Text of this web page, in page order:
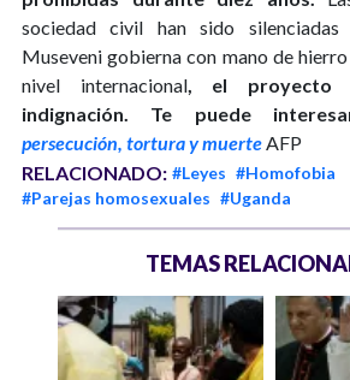
sociedad civil han sido
Museveni gobierna con mano de
nivel internacional, el proyecto
indignación.
Te puede
persecución, tortura y muerteAFP
RELACIONADO: #Leyes #Homofobia
#Parejas homosexuales #Uganda
TEMAS